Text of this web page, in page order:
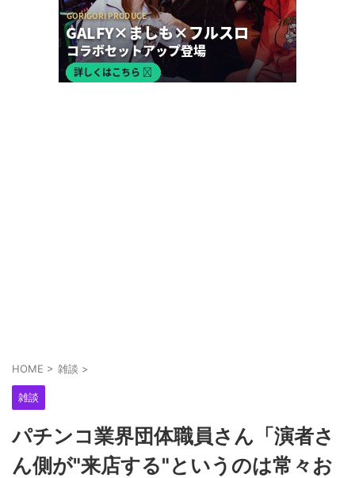
HOME > 雑談 >
雑談
パチンコ業界団体職員さん「演者さ
ん側が"来店する"というのは常々お